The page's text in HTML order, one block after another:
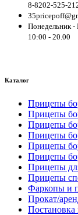
8-8202-525-
Понедельник -
10:00 - 20.00
Каталог
Прицепы
Прицепы
Прицепы
Прицепы
Прицепы
Прицепы
Прицепы
Прицепы
Фаркопы и
Прокат/
Постановка